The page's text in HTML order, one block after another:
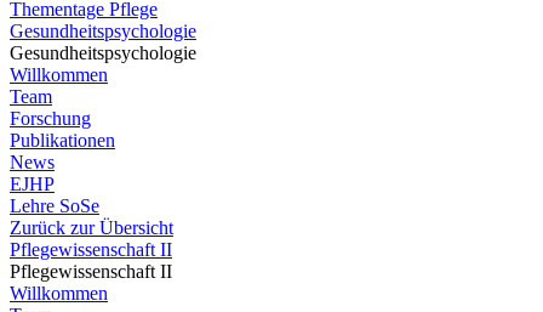
Thementage Pflege
Gesundheitspsychologie
Gesundheitspsychologie
Willkommen
Team
Forschung
Publikationen
News
EJHP
Lehre SoSe
Zurück zur Übersicht
Pflegewissenschaft II
Pflegewissenschaft II
Willkommen